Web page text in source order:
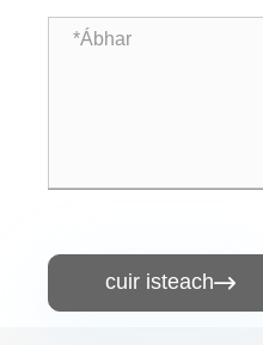
cuir isteach